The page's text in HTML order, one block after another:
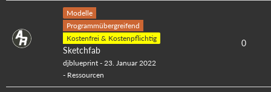
Modelle
Programmübergreifend
Kostenfrei & Kostenpflichtig
Sketchfab
djblueprint - 23. Januar 2022
- Ressourcen
0